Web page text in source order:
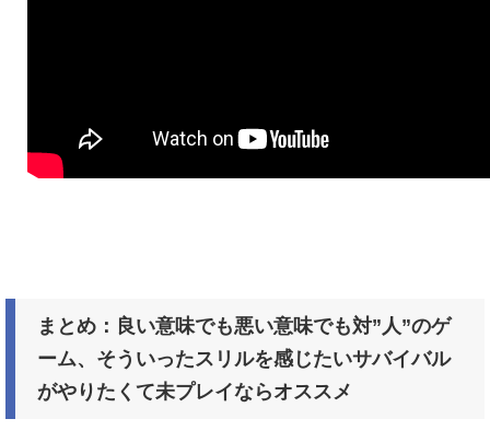
まとめ：良い意味でも悪い意味でも対”人”のゲ
ーム、そういったスリルを感じたいサバイバル
がやりたくて未プレイならオススメ